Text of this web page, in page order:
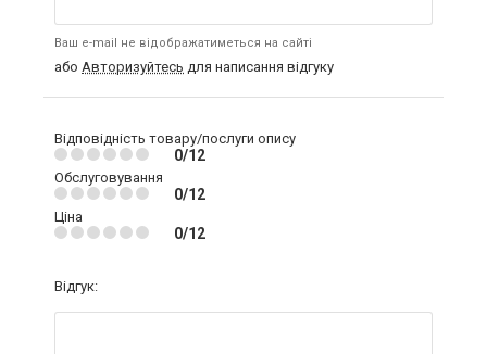
Ваш e-mail не відображатиметься на сайті
або Авторизуйтесь для написання відгуку
Відповідність товару/послуги опису
0/12
Обслуговування
0/12
Ціна
0/12
Відгук: